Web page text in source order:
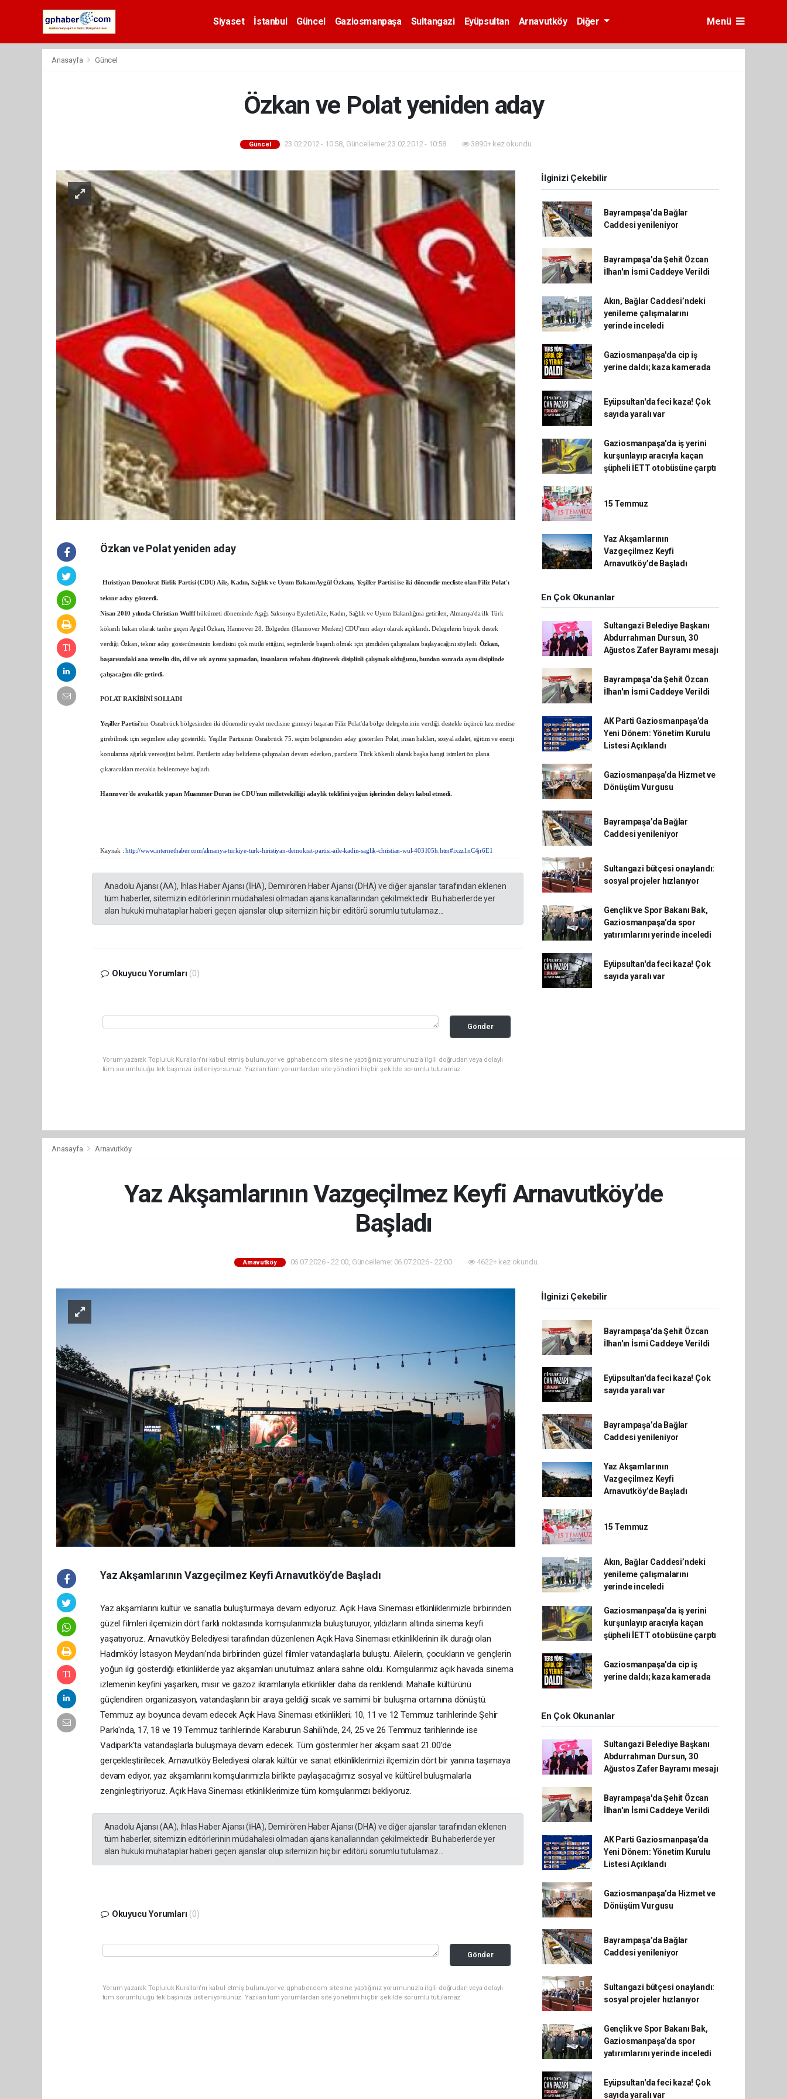
Siyaset İstanbul Güncel Gaziosmanpaşa Sultangazi Eyüpsultan Arnavutköy Diğer Menü
Anasayfa Güncel
Özkan ve Polat yeniden aday
Güncel 23.02.2012 - 10:58, Güncelleme: 23.02.2012 - 10:58 3890+ kez okundu.
Özkan ve Polat yeniden aday
Hıristiyan Demokrat Birlik Partisi (CDU) Aile, Kadın, Sağlık ve Uyum Bakanı Aygül Özkanı, Yeşiller Partisi ise iki dönemdir mecliste olan Filiz Polat'ı
tekrar aday gösterdi.
Nisan 2010 yılında Christian Wulffhükümeti döneminde Aşağı Saksonya Eyaleti Aile, Kadın, Sağlık ve Uyum Bakanlığına getirilen, Almanya'da ilk Türk
kökenli bakan olarak tarihe geçen Aygül Özkan, Hannover 28. Bölgeden (Hannover Merkez) CDU'nun adayı olarak açıklandı. Delegelerin büyük destek
verdiği Özkan, tekrar aday gösterilmesinin kendisini çok mutlu ettiğini, seçimlerde başarılı olmak için şimdiden çalışmalara başlayacağını söyledi. Özkan,
başarısındaki ana temelin din, dil ve ırk ayrımı yapmadan, insanların refahını düşünerek disiplinli çalışmak olduğunu, bundan sonrada aynı disiplinde
çalışacağını dile getirdi.
POLAT RAKİBİNİ SOLLADI
Yeşiller Partisi'nin Osnabrück bölgesinden iki dönemdir eyalet meclisine girmeyi başaran Filiz Polat'da bölge delegelerinin verdiği destekle üçüncü kez meclise
girebilmek için seçimlere aday gösterildi. Yeşiller Partisinin Osnabrück 75. seçim bölgesinden aday gösterilen Polat, insan hakları, sosyal adalet, eğitim ve enerji
konularına ağırlık vereceğini belirtti. Partilerin aday belirleme çalışmaları devam ederken, partilerin Türk kökenli olarak başka hangi isimleri ön plana
çıkaracakları merakla beklenmeye başladı.
Hannover'de avukatlık yapan Muammer Duran ise CDU'nun milletvekilliği adaylık teklifini yoğun işlerinden dolayı kabul etmedi.
Kaynak :http://www.internethaber.com/almanya-turkiye-turk-hiristiyan-demokrat-partisi-aile-kadin-saglik-christian-wul-403105h.htm#ixzz1nC4jr6E1
Anadolu Ajansı (AA), İhlas Haber Ajansı (İHA), Demirören Haber Ajansı (DHA) ve diğer ajanslar tarafından eklenen
tüm haberler, sitemizin editörlerinin müdahalesi olmadan ajans kanallarından çekilmektedir. Bu haberlerde yer
alan hukuki muhataplar haberi geçen ajanslar olup sitemizin hiç bir editörü sorumlu tutulamaz...
Okuyucu Yorumları (0)
Gönder
Yorum yazarak Topluluk Kuralları’nı kabul etmiş bulunuyor ve gphaber.com sitesine yaptığınız yorumunuzla ilgili doğrudan veya dolaylı
tüm sorumluluğu tek başınıza üstleniyorsunuz. Yazılan tüm yorumlardan site yönetimi hiçbir şekilde sorumlu tutulamaz.
İlginizi Çekebilir
Bayrampaşa’da Bağlar
Caddesi yenileniyor
Bayrampaşa'da Şehit Özcan
İlhan'ın İsmi Caddeye Verildi
Akın, Bağlar Caddesi’ndeki
yenileme çalışmalarını
yerinde inceledi
Gaziosmanpaşa'da cip iş
yerine daldı; kaza kamerada
Eyüpsultan'da feci kaza! Çok
sayıda yaralı var
Gaziosmanpaşa'da iş yerini
kurşunlayıp aracıyla kaçan
şüpheli İETT otobüsüne çarptı
15 Temmuz
Yaz Akşamlarının
Vazgeçilmez Keyfi
Arnavutköy’de Başladı
En Çok Okunanlar
Sultangazi Belediye Başkanı
Abdurrahman Dursun, 30
Ağustos Zafer Bayramı mesajı
Bayrampaşa'da Şehit Özcan
İlhan'ın İsmi Caddeye Verildi
AK Parti Gaziosmanpaşa’da
Yeni Dönem: Yönetim Kurulu
Listesi Açıklandı
Gaziosmanpaşa’da Hizmet ve
Dönüşüm Vurgusu
Bayrampaşa’da Bağlar
Caddesi yenileniyor
Sultangazi bütçesi onaylandı:
sosyal projeler hızlanıyor
Gençlik ve Spor Bakanı Bak,
Gaziosmanpaşa’da spor
yatırımlarını yerinde inceledi
Eyüpsultan'da feci kaza! Çok
sayıda yaralı var
Anasayfa Arnavutköy
Yaz Akşamlarının Vazgeçilmez Keyfi Arnavutköy’de
Başladı
Arnavutköy 06.07.2026 - 22:00, Güncelleme: 06.07.2026 - 22:00 4622+ kez okundu.
Yaz Akşamlarının Vazgeçilmez Keyfi Arnavutköy’de Başladı
Yaz akşamlarını kültür ve sanatla buluşturmaya devam ediyoruz. Açık Hava Sineması etkinliklerimizle birbirinden
güzel filmleri ilçemizin dört farklı noktasında komşularımızla buluşturuyor, yıldızların altında sinema keyfi
yaşatıyoruz. Arnavutköy Belediyesi tarafından düzenlenen Açık Hava Sineması etkinliklerinin ilk durağı olan
Hadımköy İstasyon Meydanı'nda birbirinden güzel filmler vatandaşlarla buluştu. Ailelerin, çocukların ve gençlerin
yoğun ilgi gösterdiği etkinliklerde yaz akşamları unutulmaz anlara sahne oldu. Komşularımız açık havada sinema
izlemenin keyfini yaşarken, mısır ve gazoz ikramlarıyla etkinlikler daha da renklendi. Mahalle kültürünü
güçlendiren organizasyon, vatandaşların bir araya geldiği sıcak ve samimi bir buluşma ortamına dönüştü.
Temmuz ayı boyunca devam edecek Açık Hava Sineması etkinlikleri; 10, 11 ve 12 Temmuz tarihlerinde Şehir
Parkı'nda, 17, 18 ve 19 Temmuz tarihlerinde Karaburun Sahili'nde, 24, 25 ve 26 Temmuz tarihlerinde ise
Vadipark'ta vatandaşlarla buluşmaya devam edecek. Tüm gösterimler her akşam saat 21.00'de
gerçekleştirilecek. Arnavutköy Belediyesi olarak kültür ve sanat etkinliklerimizi ilçemizin dört bir yanına taşımaya
devam ediyor, yaz akşamlarını komşularımızla birlikte paylaşacağımız sosyal ve kültürel buluşmalarla
zenginleştiriyoruz. Açık Hava Sineması etkinliklerimize tüm komşularımızı bekliyoruz.
Anadolu Ajansı (AA), İhlas Haber Ajansı (İHA), Demirören Haber Ajansı (DHA) ve diğer ajanslar tarafından eklenen
tüm haberler, sitemizin editörlerinin müdahalesi olmadan ajans kanallarından çekilmektedir. Bu haberlerde yer
alan hukuki muhataplar haberi geçen ajanslar olup sitemizin hiç bir editörü sorumlu tutulamaz...
Okuyucu Yorumları (0)
Gönder
Yorum yazarak Topluluk Kuralları’nı kabul etmiş bulunuyor ve gphaber.com sitesine yaptığınız yorumunuzla ilgili doğrudan veya dolaylı
tüm sorumluluğu tek başınıza üstleniyorsunuz. Yazılan tüm yorumlardan site yönetimi hiçbir şekilde sorumlu tutulamaz.
İlginizi Çekebilir
Bayrampaşa'da Şehit Özcan
İlhan'ın İsmi Caddeye Verildi
Eyüpsultan'da feci kaza! Çok
sayıda yaralı var
Bayrampaşa’da Bağlar
Caddesi yenileniyor
Yaz Akşamlarının
Vazgeçilmez Keyfi
Arnavutköy’de Başladı
15 Temmuz
Akın, Bağlar Caddesi’ndeki
yenileme çalışmalarını
yerinde inceledi
Gaziosmanpaşa'da iş yerini
kurşunlayıp aracıyla kaçan
şüpheli İETT otobüsüne çarptı
Gaziosmanpaşa'da cip iş
yerine daldı; kaza kamerada
En Çok Okunanlar
Sultangazi Belediye Başkanı
Abdurrahman Dursun, 30
Ağustos Zafer Bayramı mesajı
Bayrampaşa'da Şehit Özcan
İlhan'ın İsmi Caddeye Verildi
AK Parti Gaziosmanpaşa’da
Yeni Dönem: Yönetim Kurulu
Listesi Açıklandı
Gaziosmanpaşa’da Hizmet ve
Dönüşüm Vurgusu
Bayrampaşa’da Bağlar
Caddesi yenileniyor
Sultangazi bütçesi onaylandı:
sosyal projeler hızlanıyor
Gençlik ve Spor Bakanı Bak,
Gaziosmanpaşa’da spor
yatırımlarını yerinde inceledi
Eyüpsultan'da feci kaza! Çok
sayıda yaralı var